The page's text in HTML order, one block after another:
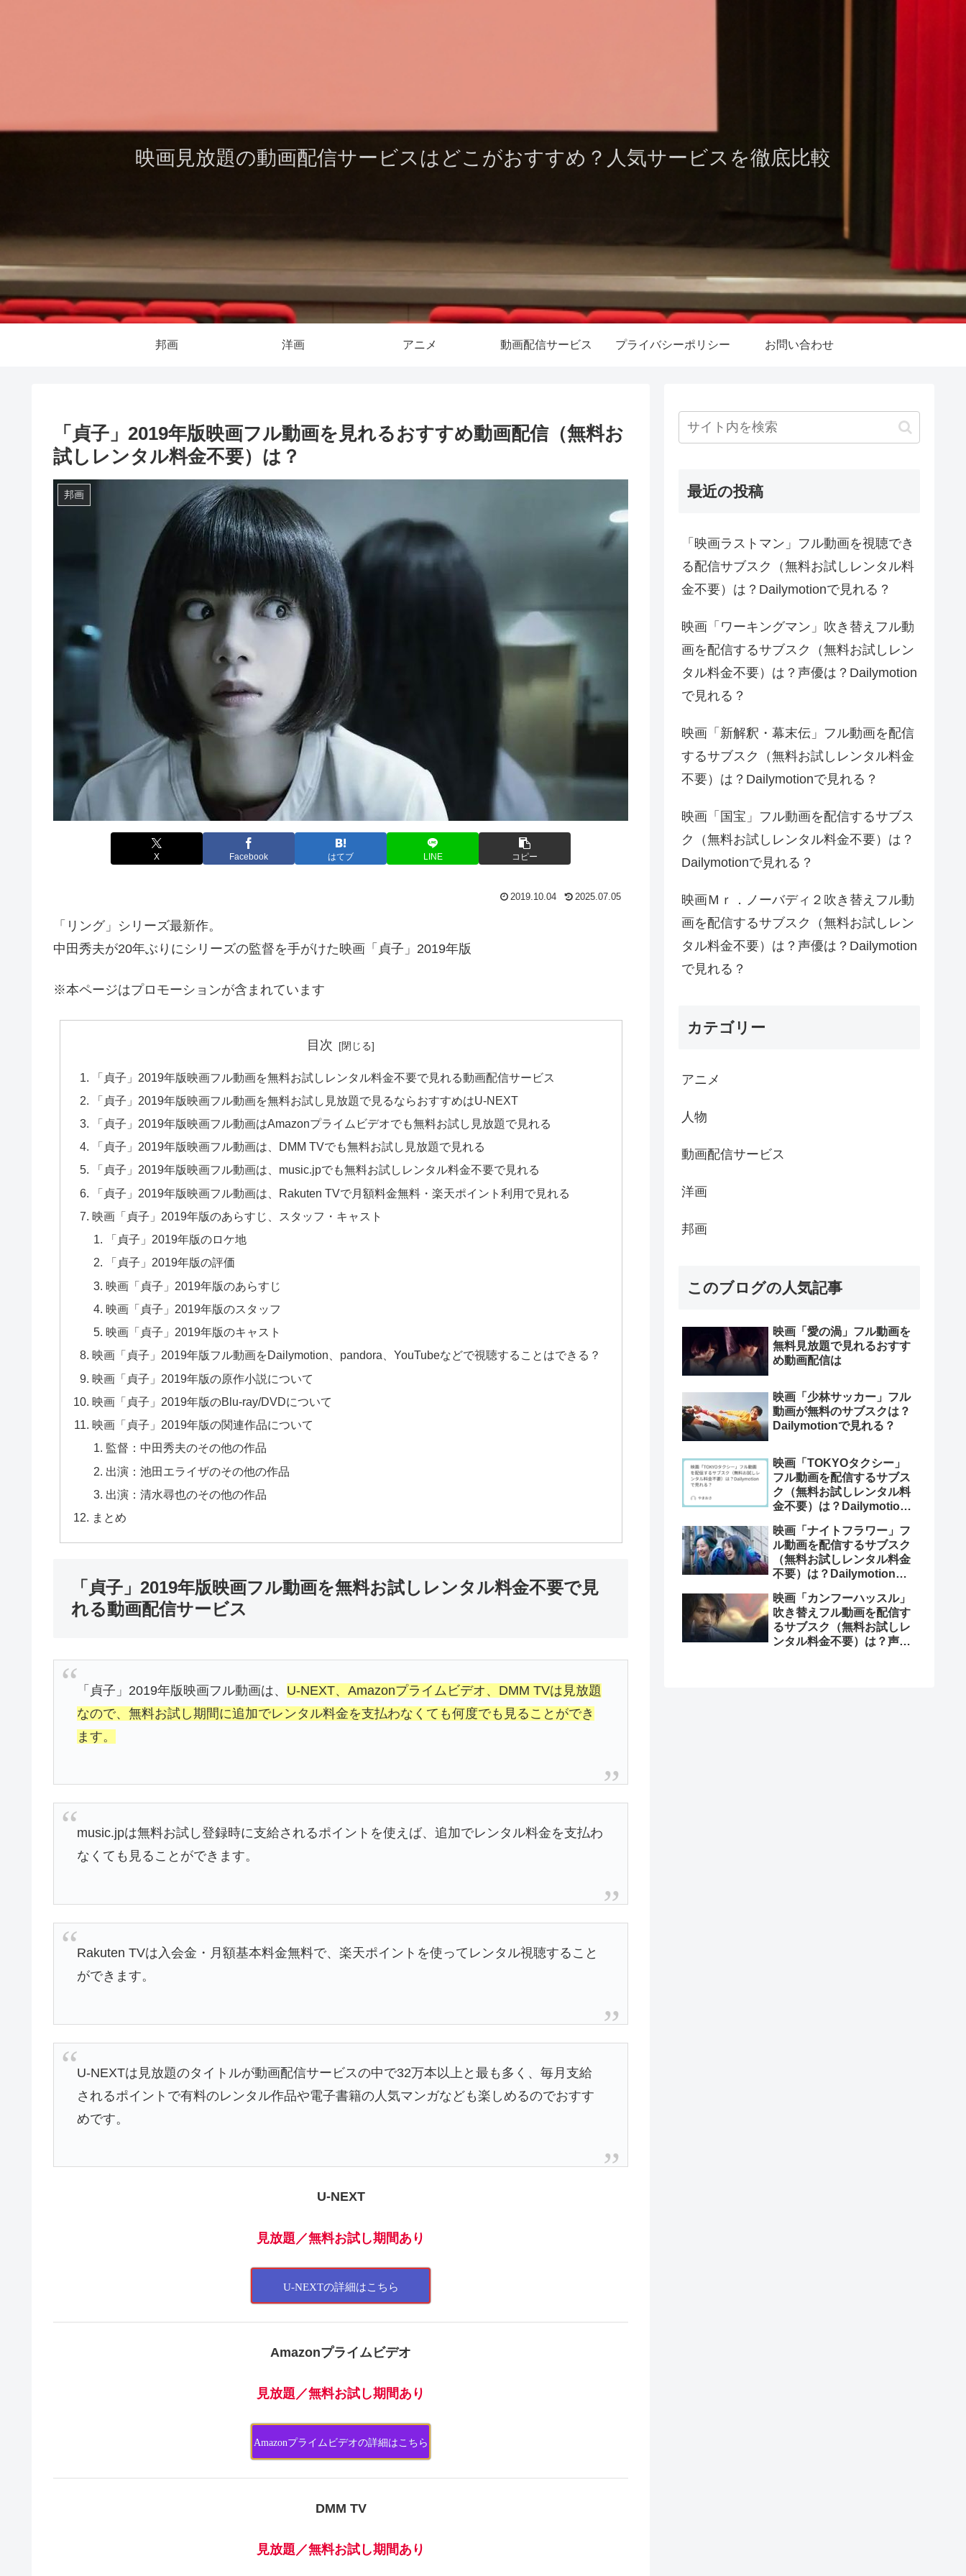
映画見放題の動画配信サービスはどこがおすすめ？人気サービスを徹底比較
邦画 洋画 アニメ 動画配信サービス プライバシーポリシー お問い合わせ
「貞子」2019年版映画フル動画を見れるおすすめ動画配信（無料お
試しレンタル料金不要）は？
邦画
X Facebook はてブ LINE コピー
2019.10.04 2025.07.05
「リング」シリーズ最新作。
中田秀夫が20年ぶりにシリーズの監督を手がけた映画「貞子」2019年版
※本ページはプロモーションが含まれています
目次
「貞子」2019年版映画フル動画を無料お試しレンタル料金不要で見れる動画配信サービス
「貞子」2019年版映画フル動画を無料お試し見放題で見るならおすすめはU-NEXT
「貞子」2019年版映画フル動画はAmazonプライムビデオでも無料お試し見放題で見れる
「貞子」2019年版映画フル動画は、DMM TVでも無料お試し見放題で見れる
「貞子」2019年版映画フル動画は、music.jpでも無料お試しレンタル料金不要で見れる
「貞子」2019年版映画フル動画は、Rakuten TVで月額料金無料・楽天ポイント利用で見れる
映画「貞子」2019年版のあらすじ、スタッフ・キャスト
「貞子」2019年版のロケ地
「貞子」2019年版の評価
映画「貞子」2019年版のあらすじ
映画「貞子」2019年版のスタッフ
映画「貞子」2019年版のキャスト
映画「貞子」2019年版フル動画をDailymotion、pandora、YouTubeなどで視聴することはできる？
映画「貞子」2019年版の原作小説について
映画「貞子」2019年版のBlu-ray/DVDについて
映画「貞子」2019年版の関連作品について
監督：中田秀夫のその他の作品
出演：池田エライザのその他の作品
出演：清水尋也のその他の作品
まとめ
「貞子」2019年版映画フル動画を無料お試しレンタル料金不要で見
れる動画配信サービス
「貞子」2019年版映画フル動画は、 U-NEXT、Amazonプライムビデオ、DMM TVは見放題
なので、無料お試し期間に追加でレンタル料金を支払わなくても何度でも見ることができ
ます。
music.jpは無料お試し登録時に支給されるポイントを使えば、追加でレンタル料金を支払わ
なくても見ることができます。
Rakuten TVは入会金・月額基本料金無料で、楽天ポイントを使ってレンタル視聴すること
ができます。
U-NEXTは見放題のタイトルが動画配信サービスの中で32万本以上と最も多く、毎月支給
されるポイントで有料のレンタル作品や電子書籍の人気マンガなども楽しめるのでおすす
めです。
U-NEXT
見放題 ／無料お試し期間あり
U-NEXTの詳細はこちら
Amazonプライムビデオ
見放題／無料お試し期間あり
Amazonプライムビデオの詳細はこちら
DMM TV
見放題／無料お試し期間あり
最近の投稿
「映画ラストマン」フル動画を視聴でき
る配信サブスク（無料お試しレンタル料
金不要）は？Dailymotionで見れる？
映画「ワーキングマン」吹き替えフル動
画を配信するサブスク（無料お試しレン
タル料金不要）は？声優は？Dailymotion
で見れる？
映画「新解釈・幕末伝」フル動画を配信
するサブスク（無料お試しレンタル料金
不要）は？Dailymotionで見れる？
映画「国宝」フル動画を配信するサブス
ク（無料お試しレンタル料金不要）は？
Dailymotionで見れる？
映画Ｍｒ．ノーバディ２吹き替えフル動
画を配信するサブスク（無料お試しレン
タル料金不要）は？声優は？Dailymotion
で見れる？
カテゴリー
アニメ
人物
動画配信サービス
洋画
邦画
このブログの人気記事
映画「愛の渦」フル動画を
無料見放題で見れるおすす
め動画配信は
映画「少林サッカー」フル
動画が無料のサブスクは？
Dailymotionで見れる？
映画「TOKYOタクシー」
フル動画を配信するサブス
ク（無料お試しレンタル料
金不要）は？Dailymotion
映画「ナイトフラワー」フ
ル動画を配信するサブスク
（無料お試しレンタル料金
不要）は？Dailymotionで
映画「カンフーハッスル」
吹き替えフル動画を配信す
るサブスク（無料お試しレ
ンタル料金不要）は？声優